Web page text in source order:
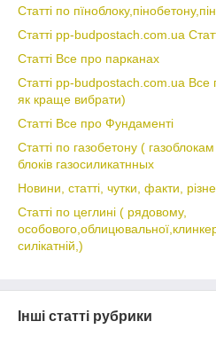
Статті по
Статті pp-budpostach.com.ua
Статті Все про парканах
Статті pp-budpostach.com.ua Все
як краще вибрати)
Статті Все про Фундаменті
Статті по газобетону (
блоків газосиликатнных
Новини, статті, чутки, факти,
Статті по цеглині ( рядовому,
силікатній,)
Інші статті рубрики